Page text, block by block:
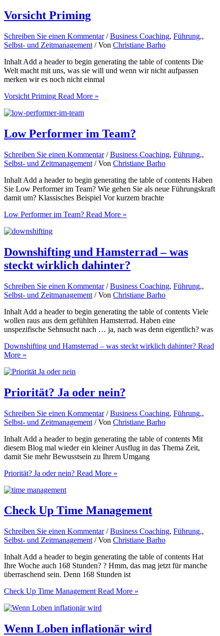
Vorsicht Priming
Schreiben Sie einen Kommentar /Business Coaching, Führung,,
Selbst- und Zeitmanagement / Von Christiane Barho
Inhalt Add a header to begin generating the table of contents Die
Welt macht mit uns, was sie will und wenn wir nicht aufpassen
merken wir es noch nicht einmal
Vorsicht Priming Read More »
Low Performer im Team?
Schreiben Sie einen Kommentar /Business Coaching, Führung,,
Selbst- und Zeitmanagement / Von Christiane Barho
Inhalt Add a header to begin generating the table of contents Haben
Sie Low Performer im Team? Wie gehen Sie als neue Führungskraft
damit um? Klassisches Beispiel Vor kurzem brachte
Low Performer im Team? Read More »
Downshifting und Hamsterrad – was
steckt wirklich dahinter?
Schreiben Sie einen Kommentar /Business Coaching, Führung,,
Selbst- und Zeitmanagement / Von Christiane Barho
Inhalt Add a header to begin generating the table of contents Viele
wollen raus aus dem gefühlten Hamsterrad. Haben eine
unspezifische Sehnsucht nach … ja, nach was denn eigentlich? was
Downshifting und Hamsterrad – was steckt wirklich dahinter? Read
More »
Priorität? Ja oder nein?
Schreiben Sie einen Kommentar /Business Coaching, Führung,,
Selbst- und Zeitmanagement / Von Christiane Barho
Inhalt Add a header to begin generating the table of contents Mit
diesem Blog mal wieder ein kleiner Ausflug in das Thema Zeit,
damit Sie mehr Bewusstsein zu Ihrem Umgang
Priorität? Ja oder nein? Read More »
Check Up Time Management
Schreiben Sie einen Kommentar /Business Coaching, Führung,,
Selbst- und Zeitmanagement / Von Christiane Barho
Inhalt Add a header to begin generating the table of contents Hat
Ihre Woche auch 168 Stunden? ? Hmm, das mag jetzt für manche
überraschend sein. Denn 168 Stunden ist
Check Up Time Management Read More »
Wenn Loben inflationär wird